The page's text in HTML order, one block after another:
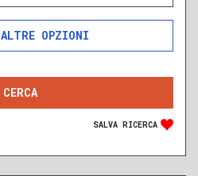
ALTRE OPZIONI
SOLO ANNUNCI IN ASTA
SALVA RICERCA